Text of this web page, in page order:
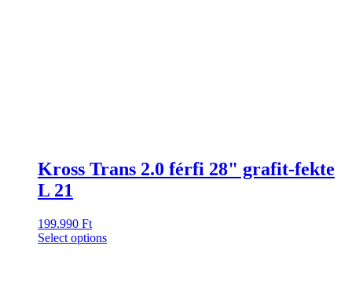
Kross Trans 2.0 férfi 28" grafit-fekte
L 21
199.990 Ft
Select options